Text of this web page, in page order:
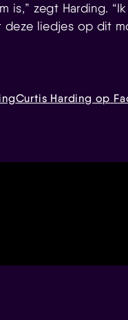
is,” zegt Harding.
deze liedjes op dit
Curtis Harding op